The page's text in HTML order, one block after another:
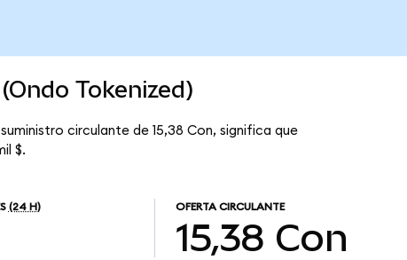
Tokenized)
circulante de 15,38 Con, significa que
$.
(24 H) OFERTA CIRCULANTE
15,38 Con